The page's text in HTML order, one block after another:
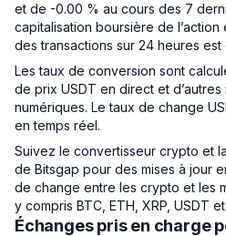
et de -0.00 % au cours des 7
capitalisation boursière de l’action
des transactions sur 24 heures est
Les taux de conversion sont
de prix USDT en direct et
numériques. Le taux de change
en temps réel.
Suivez le convertisseur crypto et
de Bitsgap pour des mises à jour
de change entre les crypto et les
y compris BTC, ETH, XRP, USDT et
Échanges pris en charge